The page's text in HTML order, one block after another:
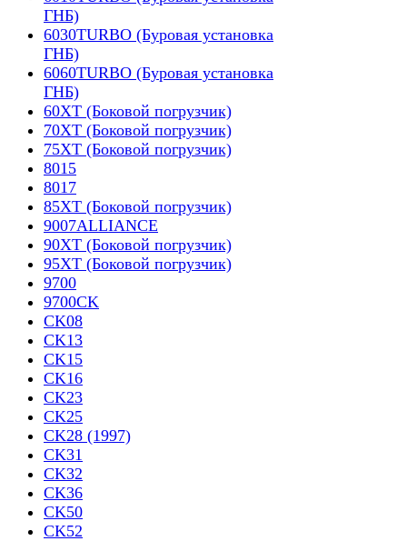
ГНБ)
6030TURBO (Буровая установка
ГНБ)
6060TURBO (Буровая установка
ГНБ)
60XT (Боковой погрузчик)
70XT (Боковой погрузчик)
75XT (Боковой погрузчик)
8015
8017
85XT (Боковой погрузчик)
9007ALLIANCE
90XT (Боковой погрузчик)
95XT (Боковой погрузчик)
9700
9700CK
CK08
CK13
CK15
CK16
CK23
CK25
CK28 (1997)
CK31
CK32
CK36
CK50
CK52